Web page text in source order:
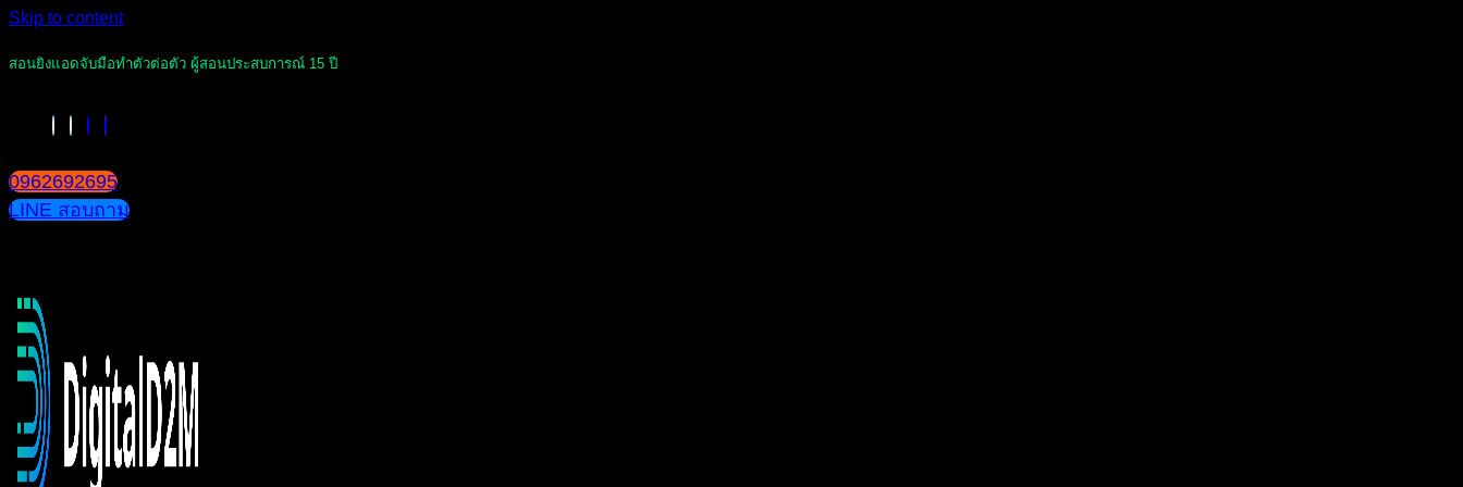
Skip to content
สอนยิงแอดจับมือทำตัวต่อตัว ผู้สอนประสบการณ์ 15 ปี
0962692695
LINE สอบถาม